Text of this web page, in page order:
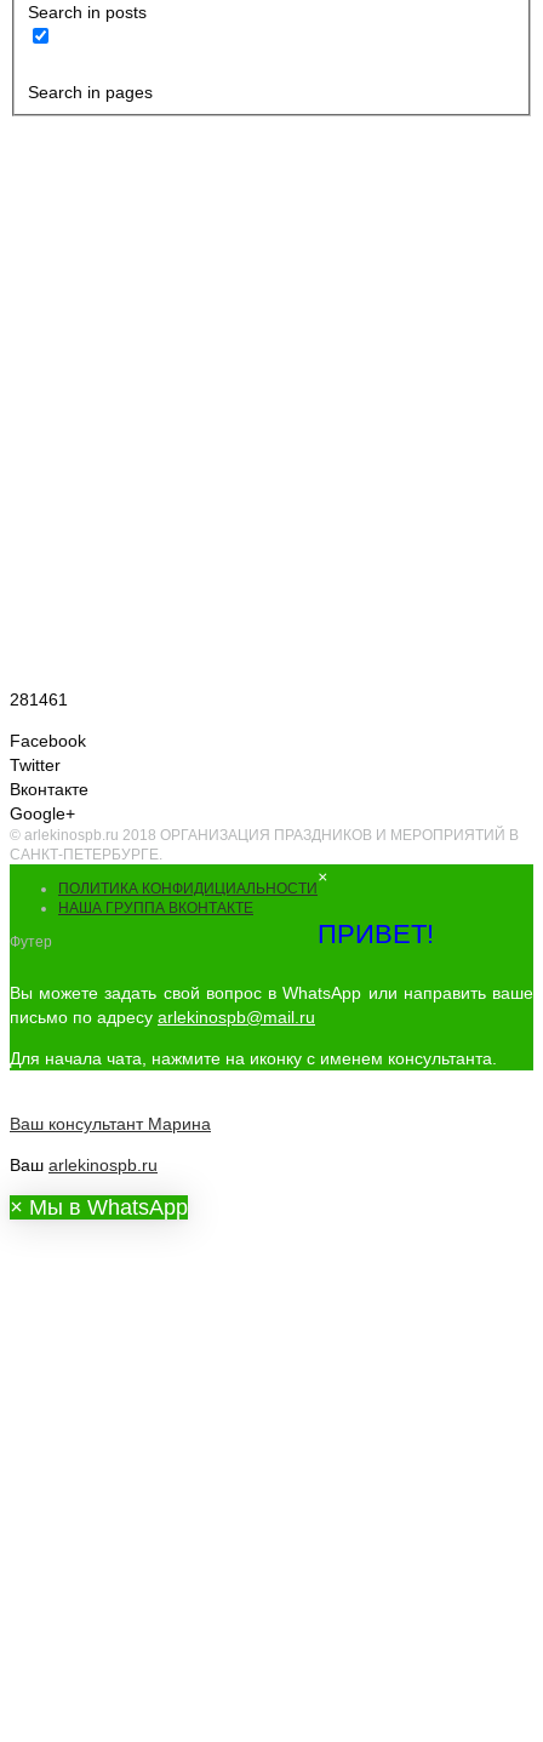
Search in posts
Search in pages
281461
Facebook
Twitter
Вконтакте
Google+
© arlekinospb.ru 2018 ОРГАНИЗАЦИЯ ПРАЗДНИКОВ И МЕРОПРИЯТИЙ В
САНКТ-ПЕТЕРБУРГЕ.
ПОЛИТИКА КОНФИДИЦИАЛЬНОСТИ
НАША ГРУППА ВКОНТАКТЕ
Футер
×
ПРИВЕТ!
Вы можете задать свой вопрос в WhatsApp или направить ваше
письмо по адресу arlekinospb@mail.ru
Для начала чата, нажмите на иконку с именем консультанта.
Ваш консультант Марина
Ваш arlekinospb.ru
× Мы в WhatsApp